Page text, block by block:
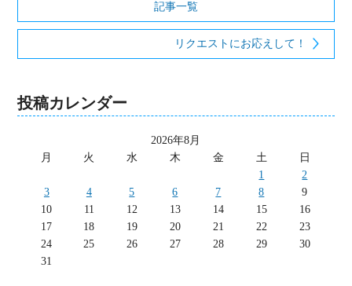
記事一覧
リクエストにお応えして！
投稿カレンダー
2026年8月
月
火 水 木 金 土
日
1
2
3
4 5 6 7 8
9
10
11 12 13 14 15
16
17
18 19 20 21 22
23
24
25 26 27 28 29
30
31